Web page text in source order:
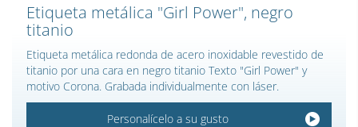
Etiqueta metálica "Girl Power", negro
titanio
Etiqueta metálica redonda de acero inoxidable revestido de
titanio por una cara en negro titanio Texto "Girl Power" y
motivo Corona. Grabada individualmente con láser.
Personalícelo a su gusto